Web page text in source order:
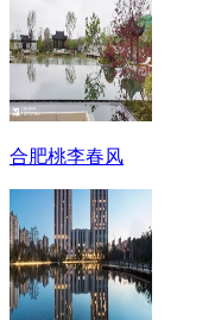
合肥桃李春风